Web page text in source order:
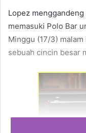
Lopez
memasuki Polo Bar
Minggu (17/3)
sebuah cincin besar